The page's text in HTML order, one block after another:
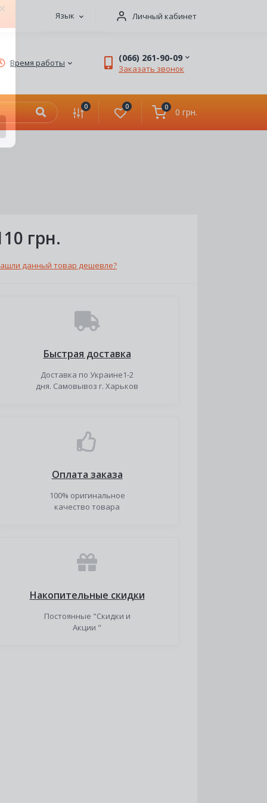
Язык Личный кабинет
Время работы (066) 261-90-09
Заказать звонок
0 0 0 0 грн.
грн.
данный товар дешевле?
Быстрая доставка
Доставка по Украине1-2
дня. Самовывоз г. Харьков
Оплата заказа
100% оригинальное
качество товара
Накопительные скидки
Постоянные "Скидки и
Акции "